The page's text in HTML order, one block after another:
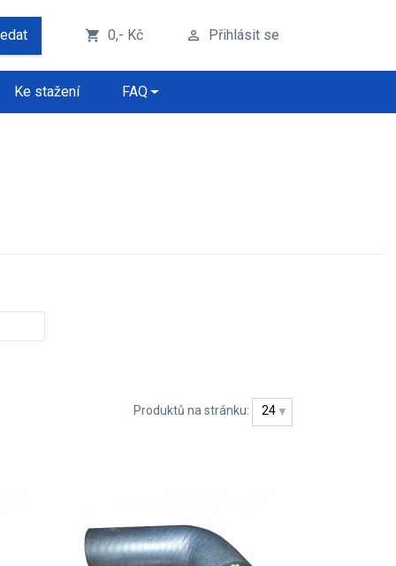
shopping_cart 0,- Kč perm_identity Přihlásit se
Ke stažení FAQ
Produktů na stránku: 24